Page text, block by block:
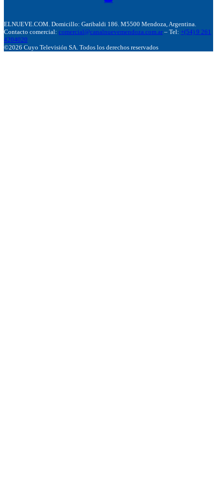
ELNUEVE.COM. Domicillo: Garibaldi 186. M5500 Mendoza, Argentina.
Contacto comercial: comercial@canalnuevemendoza.com.ar – Tel: +(54) 9 261
4204020
©2026 Cuyo Televisión SA. Todos los derechos reservados